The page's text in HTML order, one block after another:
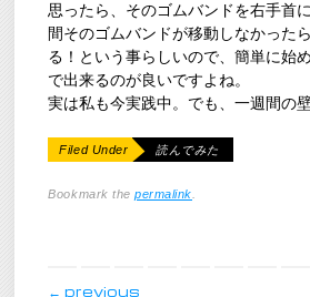
思ったら、そのゴムバンドを右手首
間そのゴムバンドが移動しなかった
る！という事らしいので、簡単に始
で出来るのが良いですよね。
実は私も今実践中。でも、一週間の
Filed Under 読んでみた
Bookmark thepermalink.
post navigation
← previous